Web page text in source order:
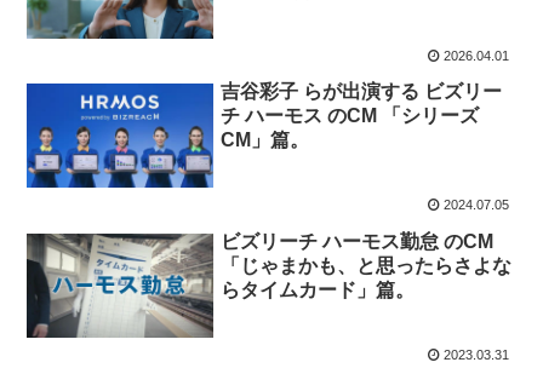
2026.04.01
吉谷彩子 らが出演する ビズリー
チ ハーモス のCM 「シリーズ
CM」篇。
2024.07.05
ビズリーチ ハーモス勤怠 のCM
「じゃまかも、と思ったらさよな
らタイムカード」篇。
2023.03.31